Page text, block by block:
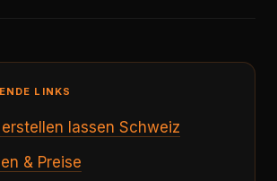
LINKS
lassen Schweiz
& Preise